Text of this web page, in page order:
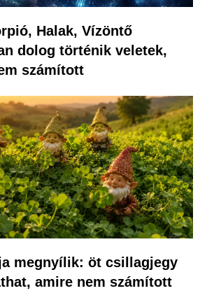
Halak, Vízöntő
dolog történik veletek,
számított
megnyílik: öt csillagjegy
amire nem számított